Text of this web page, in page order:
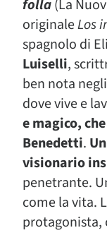
folla(La
originaleLos
spagnolo di
Luiselli,
ben nota
dove vive e
e magico,
Benedetti.
visionario
penetrante.
come la vita.
protagonista,